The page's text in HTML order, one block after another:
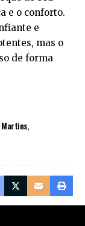
e o conforto.
e
mas o
de forma
Martins